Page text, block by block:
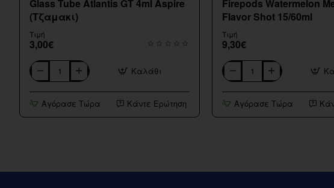
Glass Tube Atlantis GT 4ml Aspire
(Τζαμακι)
Τιμή
3,00€
Glass
Tube
Atlantis
GT
Καλάθι
Αγόρασε Τώρα Κάντε Ερώτηση
Firepods Watermelon
Flavor Shot 15/60ml
Τιμή
9,30€
Firepods
Watermelon
Melon
Ice Αγόρασε Τώρα